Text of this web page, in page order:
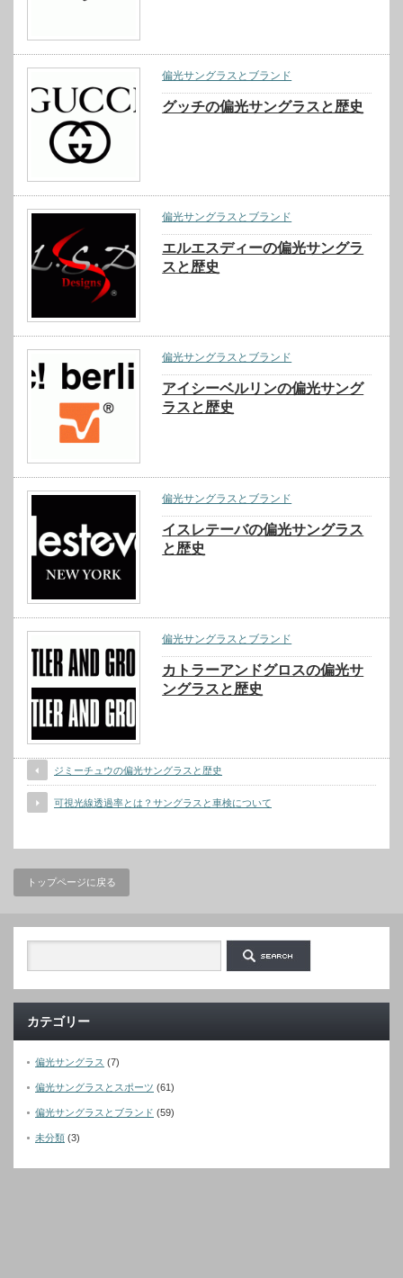
偏光サングラスとブランド
グッチの偏光サングラスと歴史
偏光サングラスとブランド
エルエスディーの偏光サングラ
スと歴史
偏光サングラスとブランド
アイシーベルリンの偏光サング
ラスと歴史
偏光サングラスとブランド
イスレテーバの偏光サングラス
と歴史
偏光サングラスとブランド
カトラーアンドグロスの偏光サ
ングラスと歴史
ジミーチュウの偏光サングラスと歴史
可視光線透過率とは？サングラスと車検について
トップページに戻る
カテゴリー
偏光サングラス (7)
偏光サングラスとスポーツ (61)
偏光サングラスとブランド (59)
未分類 (3)